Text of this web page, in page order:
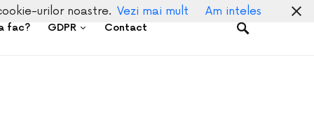
fac? GDPR Contact
urilor noastre. Vezi mai mult Am inteles